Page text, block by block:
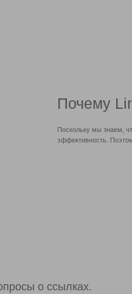
Почему
Поскольку мы знаем,
эффективность.
о ссылках.